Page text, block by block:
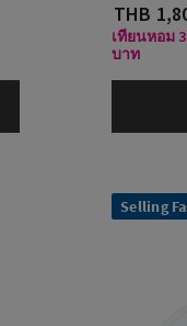
THB
เทียนหอม
บาท
Selling